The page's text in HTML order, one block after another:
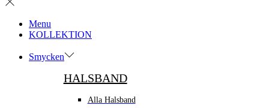
Menu
KOLLEKTION
Smycken
HALSBAND
Alla Halsband